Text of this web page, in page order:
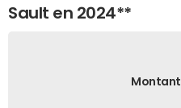
Sault en 2024**
Montant